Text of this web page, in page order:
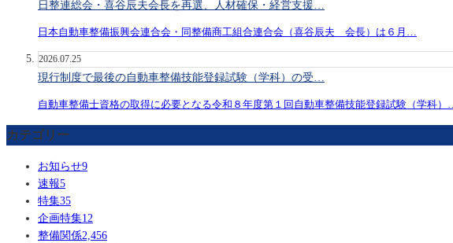
日整連総会・喜谷辰夫会長を再選、人材確保・経営支援…
日本自動車整備振興会連合会・同整備商工組合連合会（喜谷辰夫 会長）は６月…
2026.07.25
現行制度で最後の自動車整備技能登録試験（学科）の受…
自動車整備士資格の取得に必要となる令和８年度第１回自動車整備技能登録試験（学科）…
カテゴリー
お知らせ9
速報5
特集35
企画特集12
整備関係2,456